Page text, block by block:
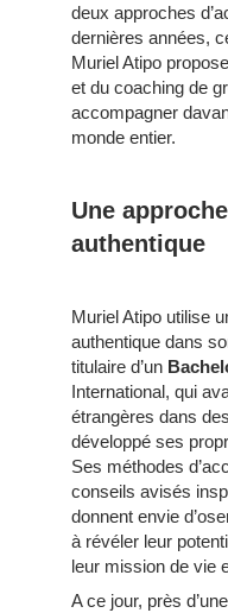
deux approches
dernières années,
Muriel Atipo
et du coaching de
accompagner
monde entier.
Une
authentique
Muriel Atipo utilise
authentique dans
titulaire d’un
International, qui
étrangères dans
développé ses
Ses méthodes
conseils avisés
donnent envie
à révéler leur
leur mission de vie
A ce jour, près